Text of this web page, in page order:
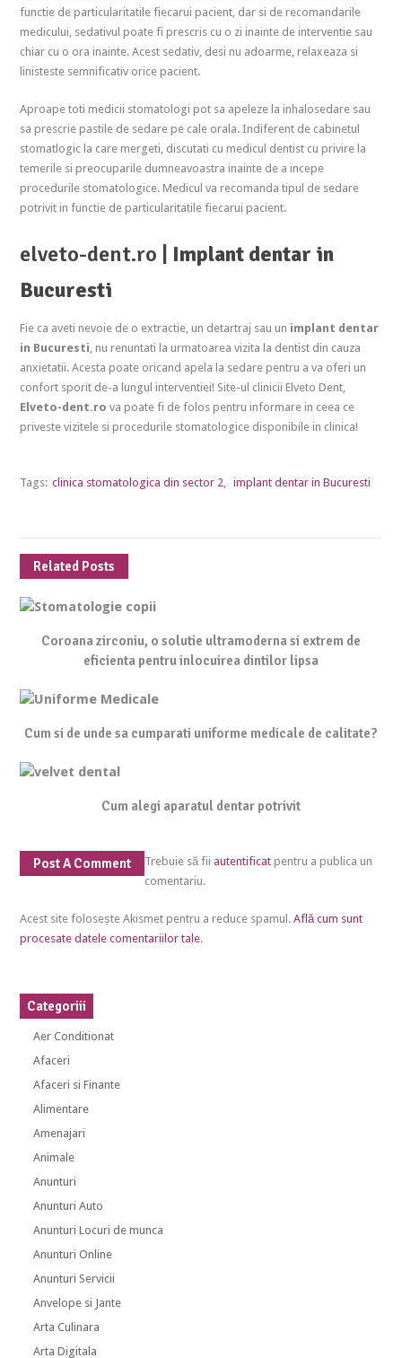
functie de particularitatile fiecarui pacient, dar si de recomandarile
medicului, sedativul poate fi prescris cu o zi inainte de interventie sau
chiar cu o ora inainte. Acest sedativ, desi nu adoarme, relaxeaza si
linisteste semnificativ orice pacient.
Aproape toti medicii stomatologi pot sa apeleze la inhalosedare sau
sa prescrie pastile de sedare pe cale orala. Indiferent de cabinetul
stomatlogic la care mergeti, discutati cu medicul dentist cu privire la
temerile si preocuparile dumneavoastra inainte de a incepe
procedurile stomatologice. Medicul va recomanda tipul de sedare
potrivit in functie de particularitatile fiecarui pacient.
elveto-dent.ro | Implant dentar in
Bucuresti
Fie ca aveti nevoie de o extractie, un detartraj sau un implant dentar
in Bucuresti, nu renuntati la urmatoarea vizita la dentist din cauza
anxietatii. Acesta poate oricand apela la sedare pentru a va oferi un
confort sporit de-a lungul interventiei! Site-ul clinicii Elveto Dent,
Elveto-dent.ro va poate fi de folos pentru informare in ceea ce
priveste vizitele si procedurile stomatologice disponibile in clinica!
Tags: clinica stomatologica din sector 2, implant dentar in Bucuresti
Related Posts
Coroana zirconiu, o solutie ultramoderna si extrem de
eficienta pentru inlocuirea dintilor lipsa
Cum si de unde sa cumparati uniforme medicale de calitate?
Cum alegi aparatul dentar potrivit
Post A Comment Trebuie să fii autentificatpentru a publica un
comentariu.
Acest site folosește Akismet pentru a reduce spamul. Află cum sunt
procesate datele comentariilor tale.
Categoriii
Aer Conditionat
Afaceri
Afaceri si Finante
Alimentare
Amenajari
Animale
Anunturi
Anunturi Auto
Anunturi Locuri de munca
Anunturi Online
Anunturi Servicii
Anvelope si Jante
Arta Culinara
Arta Digitala